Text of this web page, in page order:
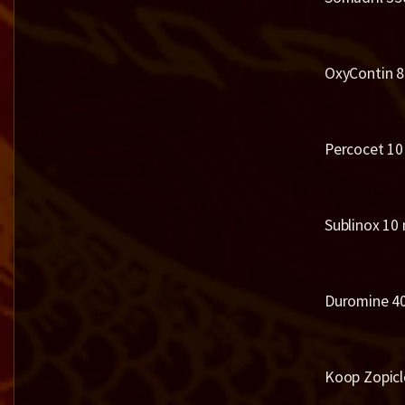
OxyContin
Percocet
Sublinox
Duromine
Koop